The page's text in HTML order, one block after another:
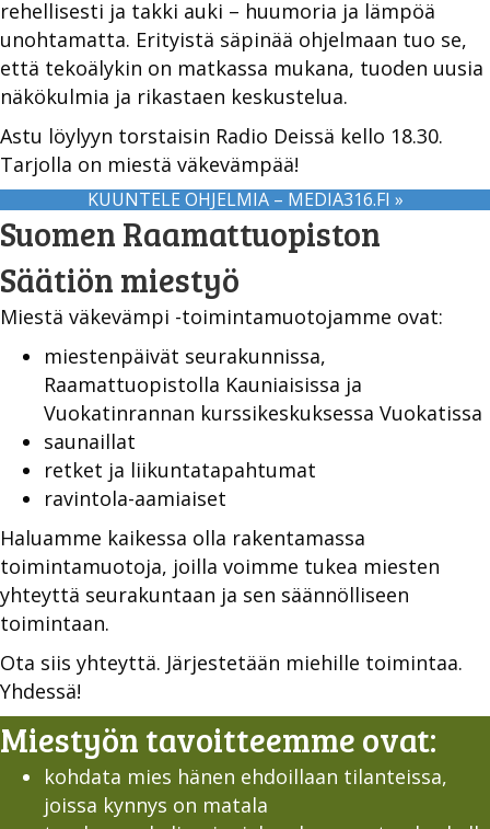
rehellisesti ja takki auki – huumoria ja lämpöä
unohtamatta. Erityistä säpinää ohjelmaan tuo se,
että tekoälykin on matkassa mukana, tuoden uusia
näkökulmia ja rikastaen keskustelua.
Astu löylyyn torstaisin Radio Deissä kello 18.30.
Tarjolla on miestä väkevämpää!
KUUNTELE OHJELMIA – MEDIA316.FI »
Suomen Raamattuopiston
Säätiön miestyö
Miestä väkevämpi -toimintamuotojamme ovat:
miestenpäivät seurakunnissa,
Raamattuopistolla Kauniaisissa ja
Vuokatinrannan kurssikeskuksessa Vuokatissa
saunaillat
retket ja liikuntatapahtumat
ravintola-aamiaiset
Haluamme kaikessa olla rakentamassa
toimintamuotoja, joilla voimme tukea miesten
yhteyttä seurakuntaan ja sen säännölliseen
toimintaan.
Ota siis yhteyttä. Järjestetään miehille toimintaa.
Yhdessä!
Miestyön tavoitteemme ovat:
kohdata mies hänen ehdoillaan tilanteissa,
joissa kynnys on matala